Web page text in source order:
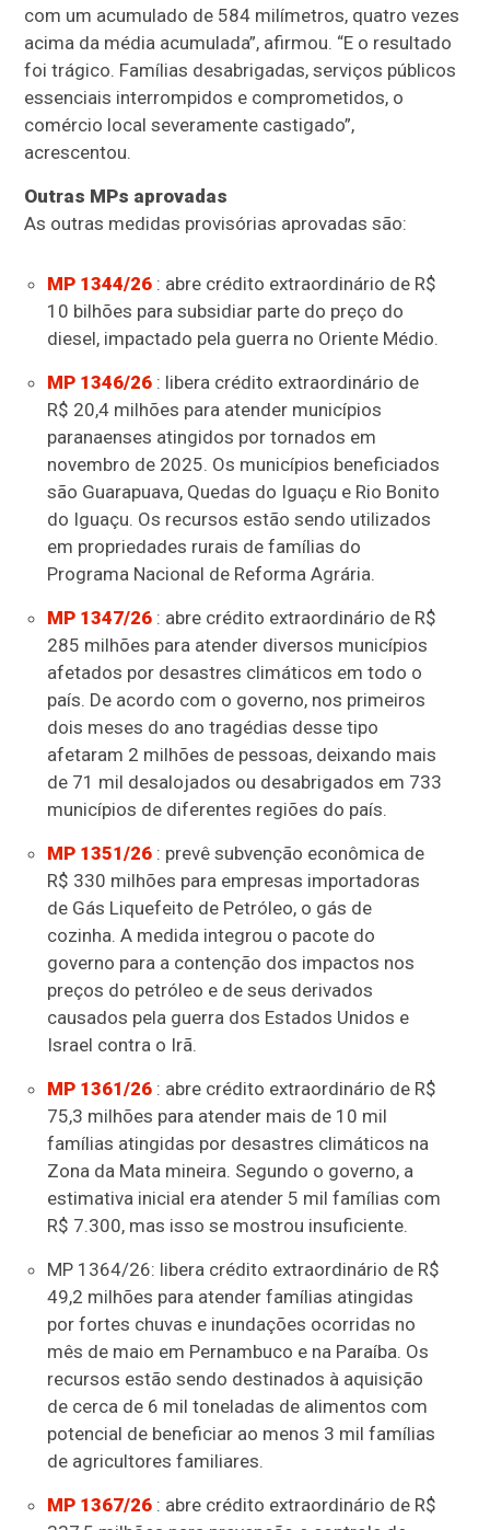
com um acumulado de 584 milímetros, quatro vezes
acima da média acumulada”, afirmou. “E o resultado
foi trágico. Famílias desabrigadas, serviços públicos
essenciais interrompidos e comprometidos, o
comércio local severamente castigado”,
acrescentou.
Outras MPs aprovadas
As outras medidas provisórias aprovadas são:
MP 1344/26: abre crédito extraordinário de R$
10 bilhões para subsidiar parte do preço do
diesel, impactado pela guerra no Oriente Médio.
MP 1346/26: libera crédito extraordinário de
R$ 20,4 milhões para atender municípios
paranaenses atingidos por tornados em
novembro de 2025. Os municípios beneficiados
são Guarapuava, Quedas do Iguaçu e Rio Bonito
do Iguaçu. Os recursos estão sendo utilizados
em propriedades rurais de famílias do
Programa Nacional de Reforma Agrária.
MP 1347/26: abre crédito extraordinário de R$
285 milhões para atender diversos municípios
afetados por desastres climáticos em todo o
país. De acordo com o governo, nos primeiros
dois meses do ano tragédias desse tipo
afetaram 2 milhões de pessoas, deixando mais
de 71 mil desalojados ou desabrigados em 733
municípios de diferentes regiões do país.
MP 1351/26: prevê subvenção econômica de
R$ 330 milhões para empresas importadoras
de Gás Liquefeito de Petróleo, o gás de
cozinha. A medida integrou o pacote do
governo para a contenção dos impactos nos
preços do petróleo e de seus derivados
causados pela guerra dos Estados Unidos e
Israel contra o Irã.
MP 1361/26: abre crédito extraordinário de R$
75,3 milhões para atender mais de 10 mil
famílias atingidas por desastres climáticos na
Zona da Mata mineira. Segundo o governo, a
estimativa inicial era atender 5 mil famílias com
R$ 7.300, mas isso se mostrou insuficiente.
MP 1364/26: libera crédito extraordinário de R$
49,2 milhões para atender famílias atingidas
por fortes chuvas e inundações ocorridas no
mês de maio em Pernambuco e na Paraíba. Os
recursos estão sendo destinados à aquisição
de cerca de 6 mil toneladas de alimentos com
potencial de beneficiar ao menos 3 mil famílias
de agricultores familiares.
MP 1367/26: abre crédito extraordinário de R$